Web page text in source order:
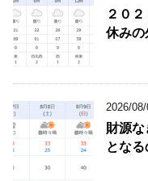
２０
休みの
2026/
財源
となる